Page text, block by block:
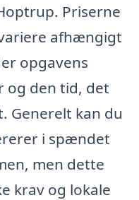
Priserne
afhængigt
opgavens
og den tid, det
Generelt kan du
i spændet
men dette
krav og lokale